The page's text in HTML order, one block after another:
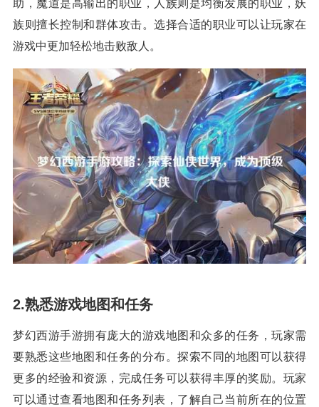
助，魔道是高输出的职业，人族则是均衡发展的职业，妖
族则擅长控制和群体攻击。选择合适的职业可以让玩家在
游戏中更加轻松地击败敌人。
2.熟悉游戏地图和任务
梦幻西游手游拥有庞大的游戏地图和众多的任务，玩家需
要熟悉这些地图和任务的分布。探索不同的地图可以获得
更多的经验和资源，完成任务可以获得丰厚的奖励。玩家
可以通过查看地图和任务列表，了解自己当前所在的位置